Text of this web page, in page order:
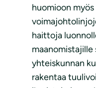
huomioon
haittoja
maanomistajille
yhteiskunnan
rakentaa